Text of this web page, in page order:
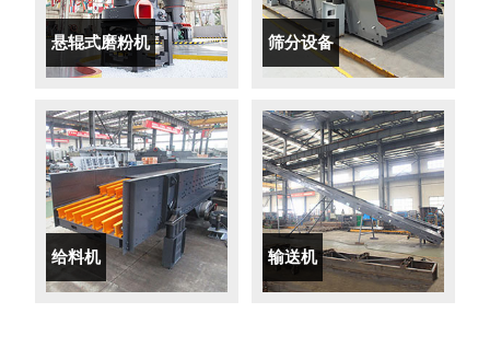
悬辊式磨粉机 筛分设备
给料机 输送机